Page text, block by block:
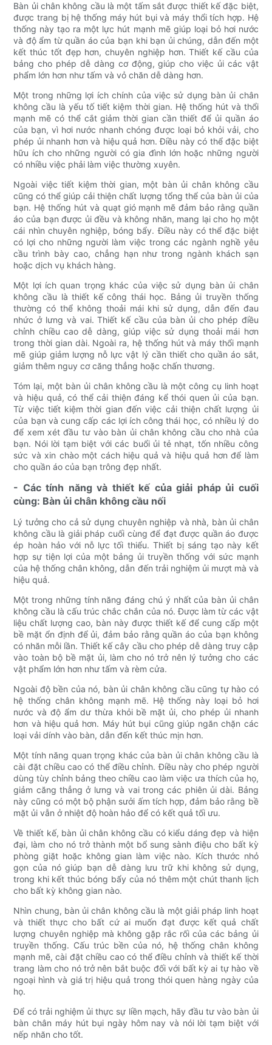
Bàn ủi chân không cầu là một tấm sắt được thiết kế đặc biệt,
được trang bị hệ thống máy hút bụi và máy thổi tích hợp. Hệ
thống này tạo ra một lực hút mạnh mẽ giúp loại bỏ hơi nước
và độ ẩm từ quần áo của bạn khi bạn ủi chúng, dẫn đến một
kết thúc tốt đẹp hơn, chuyên nghiệp hơn. Thiết kế cầu của
bảng cho phép dễ dàng cơ động, giúp cho việc ủi các vật
phẩm lớn hơn như tấm và vỏ chăn dễ dàng hơn.
Một trong những lợi ích chính của việc sử dụng bàn ủi chân
không cầu là yếu tố tiết kiệm thời gian. Hệ thống hút và thổi
mạnh mẽ có thể cắt giảm thời gian cần thiết để ủi quần áo
của bạn, vì hơi nước nhanh chóng được loại bỏ khỏi vải, cho
phép ủi nhanh hơn và hiệu quả hơn. Điều này có thể đặc biệt
hữu ích cho những người có gia đình lớn hoặc những người
có nhiều việc phải làm việc thường xuyên.
Ngoài việc tiết kiệm thời gian, một bàn ủi chân không cầu
cũng có thể giúp cải thiện chất lượng tổng thể của bàn ủi của
bạn. Hệ thống hút và quạt gió mạnh mẽ đảm bảo rằng quần
áo của bạn được ủi đều và không nhăn, mang lại cho họ một
cái nhìn chuyên nghiệp, bóng bẩy. Điều này có thể đặc biệt
có lợi cho những người làm việc trong các ngành nghề yêu
cầu trình bày cao, chẳng hạn như trong ngành khách sạn
hoặc dịch vụ khách hàng.
Một lợi ích quan trọng khác của việc sử dụng bàn ủi chân
không cầu là thiết kế công thái học. Bảng ủi truyền thống
thường có thể không thoải mái khi sử dụng, dẫn đến đau
nhức ở lưng và vai. Thiết kế cầu của bàn ủi cho phép điều
chỉnh chiều cao dễ dàng, giúp việc sử dụng thoải mái hơn
trong thời gian dài. Ngoài ra, hệ thống hút và máy thổi mạnh
mẽ giúp giảm lượng nỗ lực vật lý cần thiết cho quần áo sắt,
giảm thêm nguy cơ căng thẳng hoặc chấn thương.
Tóm lại, một bàn ủi chân không cầu là một công cụ linh hoạt
và hiệu quả, có thể cải thiện đáng kể thói quen ủi của bạn.
Từ việc tiết kiệm thời gian đến việc cải thiện chất lượng ủi
của bạn và cung cấp các lợi ích công thái học, có nhiều lý do
để xem xét đầu tư vào bàn ủi chân không cầu cho nhà của
bạn. Nói lời tạm biệt với các buổi ủi tẻ nhạt, tốn nhiều công
sức và xin chào một cách hiệu quả và hiệu quả hơn để làm
cho quần áo của bạn trông đẹp nhất.
- Các tính năng và thiết kế của giải pháp ủi cuối
cùng: Bàn ủi chân không cầu nối
Lý tưởng cho cả sử dụng chuyên nghiệp và nhà, bàn ủi chân
không cầu là giải pháp cuối cùng để đạt được quần áo được
ép hoàn hảo với nỗ lực tối thiểu. Thiết bị sáng tạo này kết
hợp sự tiện lợi của một bảng ủi truyền thống với sức mạnh
của hệ thống chân không, dẫn đến trải nghiệm ủi mượt mà và
hiệu quả.
Một trong những tính năng đáng chú ý nhất của bàn ủi chân
không cầu là cấu trúc chắc chắn của nó. Được làm từ các vật
liệu chất lượng cao, bàn này được thiết kế để cung cấp một
bề mặt ổn định để ủi, đảm bảo rằng quần áo của bạn không
có nhăn mỗi lần. Thiết kế cây cầu cho phép dễ dàng truy cập
vào toàn bộ bề mặt ủi, làm cho nó trở nên lý tưởng cho các
vật phẩm lớn hơn như tấm và rèm cửa.
Ngoài độ bền của nó, bàn ủi chân không cầu cũng tự hào có
hệ thống chân không mạnh mẽ. Hệ thống này loại bỏ hơi
nước và độ ẩm dư thừa khỏi bề mặt ủi, cho phép ủi nhanh
hơn và hiệu quả hơn. Máy hút bụi cũng giúp ngăn chặn các
loại vải dính vào bàn, dẫn đến kết thúc mịn hơn.
Một tính năng quan trọng khác của bàn ủi chân không cầu là
cài đặt chiều cao có thể điều chỉnh. Điều này cho phép người
dùng tùy chỉnh bảng theo chiều cao làm việc ưa thích của họ,
giảm căng thẳng ở lưng và vai trong các phiên ủi dài. Bảng
này cũng có một bộ phận sưởi ấm tích hợp, đảm bảo rằng bề
mặt ủi vẫn ở nhiệt độ hoàn hảo để có kết quả tối ưu.
Về thiết kế, bàn ủi chân không cầu có kiểu dáng đẹp và hiện
đại, làm cho nó trở thành một bổ sung sành điệu cho bất kỳ
phòng giặt hoặc không gian làm việc nào. Kích thước nhỏ
gọn của nó giúp bạn dễ dàng lưu trữ khi không sử dụng,
trong khi kết thúc bóng bẩy của nó thêm một chút thanh lịch
cho bất kỳ không gian nào.
Nhìn chung, bàn ủi chân không cầu là một giải pháp linh hoạt
và thiết thực cho bất cứ ai muốn đạt được kết quả chất
lượng chuyên nghiệp mà không gặp rắc rối của các bảng ủi
truyền thống. Cấu trúc bền của nó, hệ thống chân không
mạnh mẽ, cài đặt chiều cao có thể điều chỉnh và thiết kế thời
trang làm cho nó trở nên bắt buộc đối với bất kỳ ai tự hào về
ngoại hình và giá trị hiệu quả trong thói quen hàng ngày của
họ.
Để có trải nghiệm ủi thực sự liền mạch, hãy đầu tư vào bàn ủi
bàn chân máy hút bụi ngày hôm nay và nói lời tạm biệt với
nếp nhăn cho tốt.